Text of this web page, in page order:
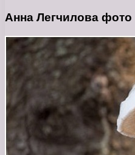
Анна Легчилова фото